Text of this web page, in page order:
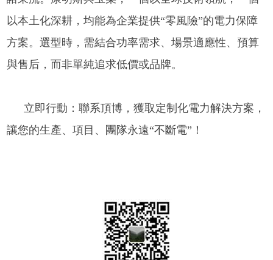
以本土化深耕，均能為企業提供“零風險”的電力保障
方案。選型時，需結合功率需求、場景適應性、預算
與售后，而非單純追求低價或品牌。
立即行動：聯系頂博，獲取定制化電力解決方案，
讓您的生產、項目、團隊永遠“不斷電”！